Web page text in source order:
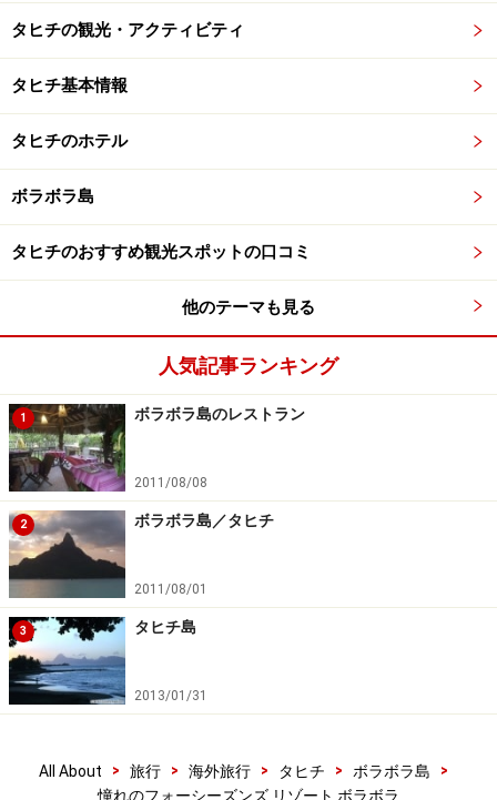
タヒチの観光・アクティビティ
タヒチ基本情報
タヒチのホテル
ボラボラ島
タヒチのおすすめ観光スポットの口コミ
他のテーマも見る
人気記事ランキング
1 ボラボラ島のレストラン
2011/08/08
2 ボラボラ島／タヒチ
2011/08/01
3 タヒチ島
2013/01/31
All About > 旅行 > 海外旅行 > タヒチ > ボラボラ島
>
憧れのフォーシーズンズ リゾート ボラボラ